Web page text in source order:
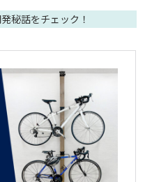
秘話をチェック！